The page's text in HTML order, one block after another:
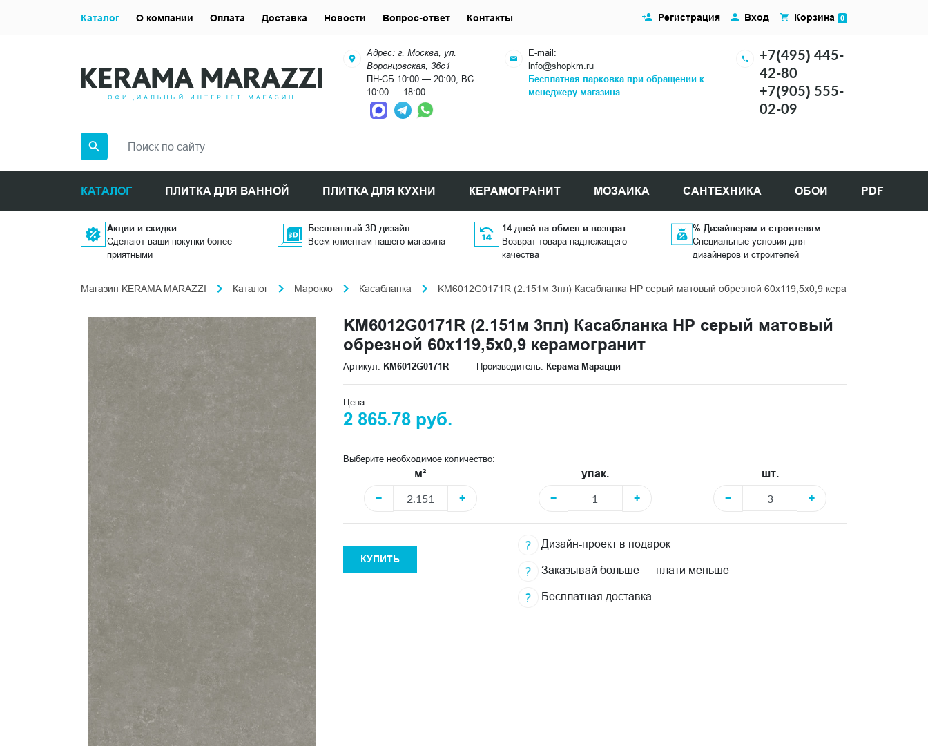
Адрес: г. Москва, ул.
Воронцовская, 36с1
ПН-СБ 10:00 — 20:00, ВС
10:00 — 18:00
E-mail:
info@shopkm.ru
Бесплатная парковка при обращении к
менеджеру магазина
+7(495) 445-
42-80
+7(905) 555-
02-09
КАТАЛОГ ПЛИТКА ДЛЯ ВАННОЙ ПЛИТКА ДЛЯ КУХНИ КЕРАМОГРАНИТ МОЗАИКА САНТЕХНИКА ОБОИ PDF
Регистрация Вход Корзина 0
Каталог О компании Оплата Доставка Новости Вопрос-ответ Контакты
Акции и скидки
Сделают ваши покупки более
приятными
Бесплатный 3D дизайн
Всем клиентам нашего магазина
14 дней на обмен и возврат
Возврат товара надлежащего
качества
% Дизайнерам и строителям
Специальные условия для
дизайнеров и строителей
Магазин KERAMA MARAZZI Каталог Марокко Касабланка KM6012G0171R (2.151м 3пл) Касабланка HP серый матовый обрезной 60x119,5x0,9 керамогранит
KM6012G0171R (2.151м 3пл) Касабланка HP серый матовый
обрезной 60x119,5x0,9 керамогранит
Артикул: KM6012G0171R Производитель: Керама Марацци
Цена:
2 865.78 руб.
Выберите необходимое количество:
м²
−
+
упак.
−
+
шт.
−
+
КУПИТЬ
Дизайн-проект в подарок
Заказывай больше — плати меньше
Бесплатная доставка